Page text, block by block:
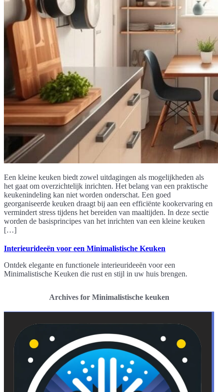
Een kleine keuken biedt zowel uitdagingen als mogelijkheden als
het gaat om overzichtelijk inrichten. Het belang van een praktische
keukenindeling kan niet worden onderschat. Een goed
georganiseerde keuken draagt bij aan een efficiënte kookervaring en
vermindert stress tijdens het bereiden van maaltijden. In deze sectie
worden de basisprincipes van het inrichten van een kleine keuken
[…]
Interieurideeën voor een Minimalistische Keuken
Ontdek elegante en functionele interieurideeën voor een
Minimalistische Keuken die rust en stijl in uw huis brengen.
Archives for Minimalistische keuken